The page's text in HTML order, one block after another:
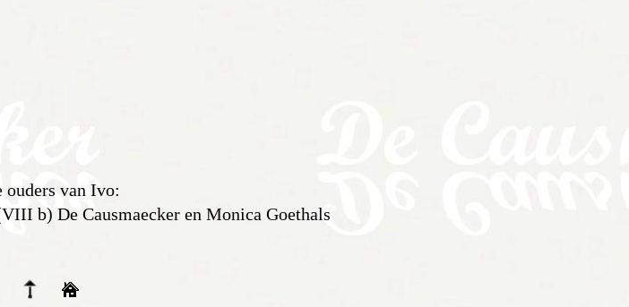
ouders van Ivo:
b) De Causmaecker en Monica Goethals